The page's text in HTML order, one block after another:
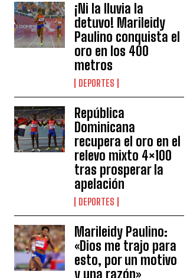
¡Ni la lluvia la
detuvo! Marileidy
Paulino conquista el
oro en los 400
metros
DEPORTES
República
Dominicana
recupera el oro en el
relevo mixto 4×100
tras prosperar la
apelación
DEPORTES
Marileidy Paulino:
«Dios me trajo para
esto, por un motivo
y una razón»